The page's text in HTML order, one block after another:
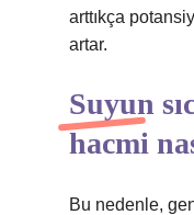
arttıkça
artar.
Suyun
hacmi
Bu nedenle,